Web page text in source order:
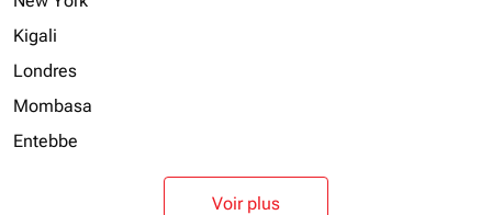
Kigali
Londres
Mombasa
Entebbe
Voir plus